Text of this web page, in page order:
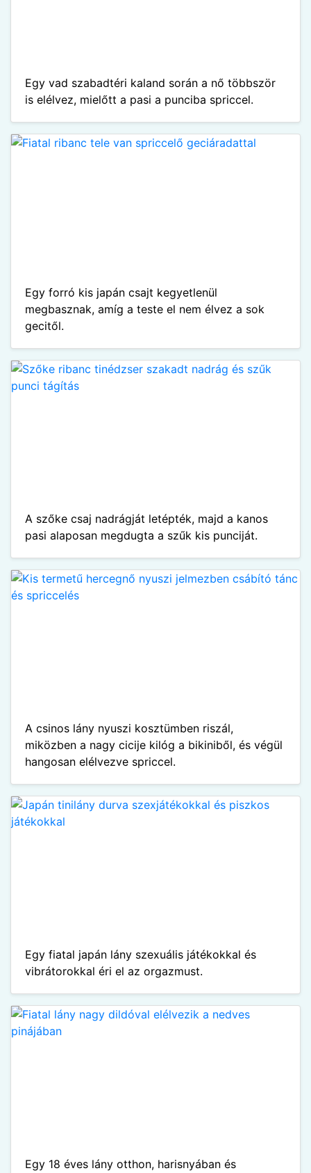
Egy vad szabadtéri kaland során a nő többször
is elélvez, mielőtt a pasi a punciba spriccel.
Egy forró kis japán csajt kegyetlenül
megbasznak, amíg a teste el nem élvez a sok
gecitől.
A szőke csaj nadrágját letépték, majd a kanos
pasi alaposan megdugta a szűk kis punciját.
A csinos lány nyuszi kosztümben riszál,
miközben a nagy cicije kilóg a bikiniből, és végül
hangosan elélvezve spriccel.
Egy fiatal japán lány szexuális játékokkal és
vibrátorokkal éri el az orgazmust.
Egy 18 éves lány otthon, harisnyában és